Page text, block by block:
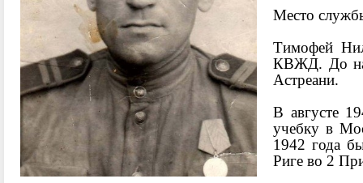
Место
Тимофей
КВЖД. До
Астреани.
В августе
учебку в
1942 года
Риге во 2